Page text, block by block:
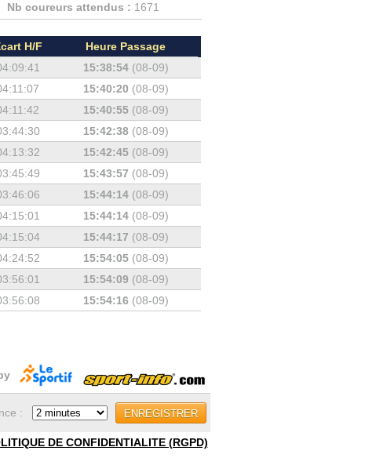
Nb coureurs attendus : 1671
H/F
Heure Passage
15:38:54(08-09)
15:40:20 (08-09)
15:40:55(08-09)
15:42:38(08-09)
15:42:45(08-09)
15:43:57 (08-09)
15:44:14(08-09)
15:44:14(08-09)
15:44:17 (08-09)
15:54:05(08-09)
15:54:09 (08-09)
15:54:16 (08-09)
: ENREGISTRER
DE CONFIDENTIALITE (RGPD)